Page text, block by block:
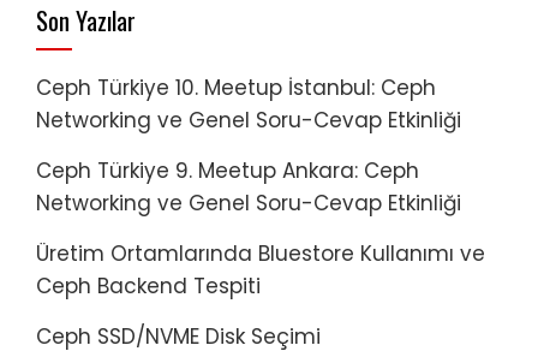
Son Yazılar
Ceph Türkiye 10. Meetup İstanbul: Ceph
Networking ve Genel Soru-Cevap Etkinliği
Ceph Türkiye 9. Meetup Ankara: Ceph
Networking ve Genel Soru-Cevap Etkinliği
Üretim Ortamlarında Bluestore Kullanımı ve
Ceph Backend Tespiti
Ceph SSD/NVME Disk Seçimi